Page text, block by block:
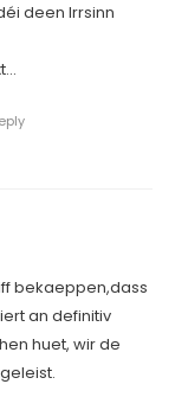
deen Irrsinn
bekaeppen,dass
an definitiv
huet, wir de